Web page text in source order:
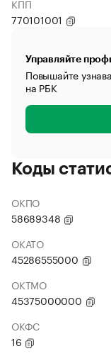
КПП
770101001
Управляйте
Повышайте
на РБК
Коды
ОКПО
58689348
ОКАТО
45286555000
ОКТМО
45375000000
ОКФС
16